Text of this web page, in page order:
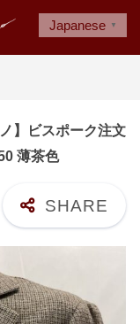
】ビスポーク注文
薄茶色
Japanese ▼